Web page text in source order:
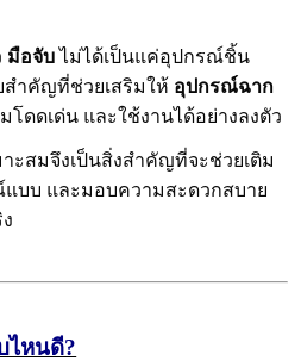
มือจับไม่ได้เป็นแค่อุปกรณ์ชิ้น
สำคัญที่ช่วยเสริมให้ อุปกรณ์ฉาก
ดดเด่น และใช้งานได้อย่างลงตัว
ะสมจึงเป็นสิ่งสำคัญที่จะช่วยเติม
บบ และมอบความสะดวกสบาย
ไหนดี?